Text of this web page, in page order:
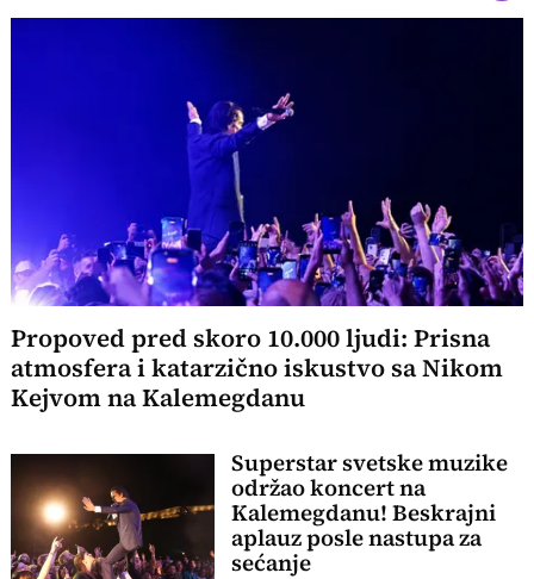
Propoved pred skoro 10.000 ljudi: Prisna
atmosfera i katarzično iskustvo sa Nikom
Kejvom na Kalemegdanu
Superstar svetske muzike
održao koncert na
Kalemegdanu! Beskrajni
aplauz posle nastupa za
sećanje